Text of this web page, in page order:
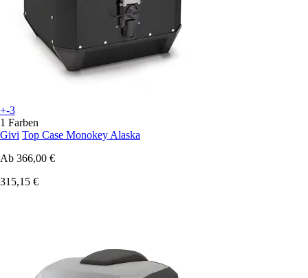
+-3
1 Farben
Givi Top Case Monokey Alaska
Ab 366,00 €
315,15 €